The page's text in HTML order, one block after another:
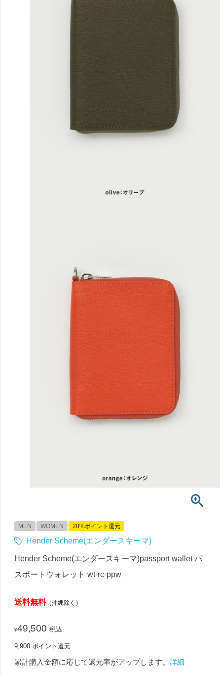
MEN WOMEN 20%ポイント還元
Hender Scheme(エンダースキーマ)
Hender Scheme(エンダースキーマ)passport wallet パ
スポートウォレット wt-rc-ppw
送料無料（沖縄除く）
¥49,500 税込
9,900 ポイント還元
累計購入金額に応じて還元率がアップします。詳細